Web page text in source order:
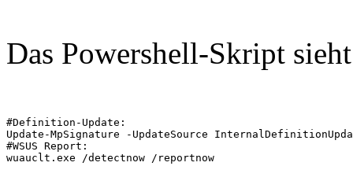
Das Powershell-Skript
#Definition-Update:
Update-MpSignature -UpdateSource
#WSUS Report:
wuauclt.exe /detectnow /reportnow